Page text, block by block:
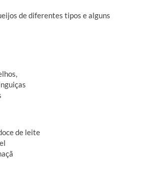
de diferentes tipos e alguns
de leite